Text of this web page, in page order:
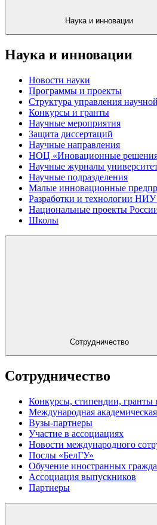
Наука и инновации
Наука и инновации
Новости науки
Программы и проекты
Структура управления
Конкурсы и гранты
Научные мероприятия
Защита диссертаций
Научные направления
НОЦ «Иновационные
Научные журналы
Научные подразделения
Малые инновационные
Разработки и технологии
Национальные проекты
Школы
Сотрудничество
Сотрудничество
Конкурсы, стипендии, гранты
Международная
Вузы-партнеры
Участие в ассоциациях
Новости международного
Послы «БелГУ»
Обучение иностранных
Ассоциация выпускников
Партнеры